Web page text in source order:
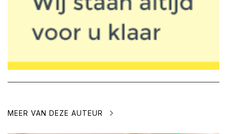
MEER VAN DEZE AUTEUR